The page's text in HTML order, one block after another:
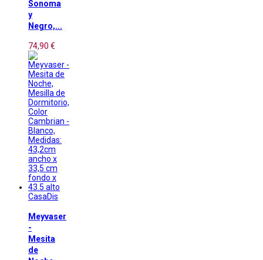
Sonoma
y
Negro,...
74,90 €
CasaDis
Meyvaser
-
Mesita
de